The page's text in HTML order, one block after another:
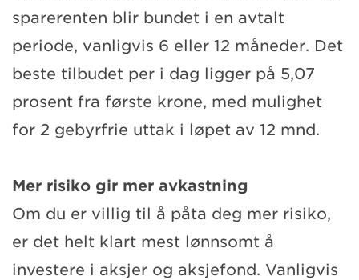
sparerenten blir bundet i en avtalt
periode, vanligvis 6 eller 12 måneder. Det
beste tilbudet per i dag ligger på 5,07
prosent fra første krone, med mulighet
for 2 gebyrfrie uttak i løpet av 12 mnd.
Mer risiko gir mer avkastning
Om du er villig til å påta deg mer risiko,
er det helt klart mest lønnsomt å
investere i aksjer og aksjefond. Vanligvis